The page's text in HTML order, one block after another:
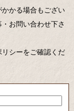
かかる場合もござい
お問い合わせ下さ
シーをご確認くだ